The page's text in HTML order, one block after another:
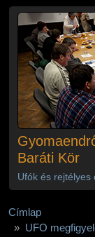
Ugrás a tartalomra
Baráti Kör
Ufók és rejtélyes
Címlap
UFO